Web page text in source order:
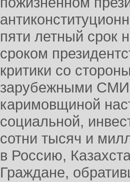
пяти летный срок
сроком
критики со
зарубежными СМИ
каримовщиной
социальной,
сотни тысяч и
в Россию,
Граждане,